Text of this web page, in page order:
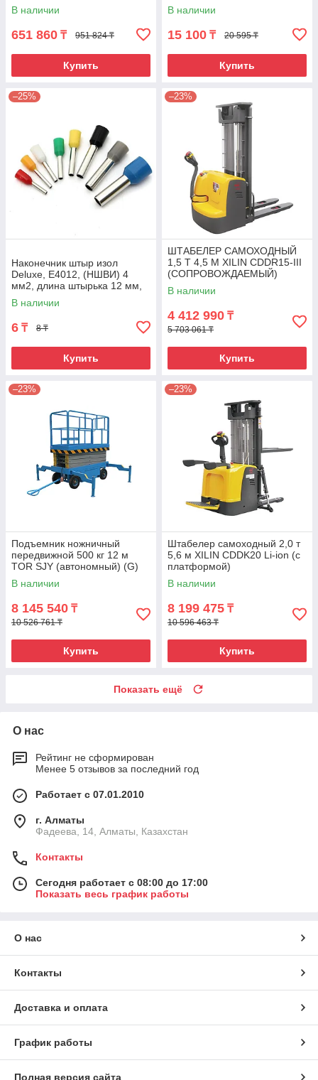
В наличии
651 860 ₸ 951 824 ₸
Купить
В наличии
15 100 ₸ 20 595 ₸
Купить
–25%
Наконечник штыр изол
Deluxe, Е4012, (НШВИ) 4
мм2, длина штырька 12 мм,
(1000 шт/упак)
В наличии
6 ₸ 8 ₸
Купить
–23%
ШТАБЕЛЕР САМОХОДНЫЙ
1,5 Т 4,5 М XILIN CDDR15-III
(СОПРОВОЖДАЕМЫЙ)
В наличии
4 412 990 ₸
5 703 061 ₸
Купить
–23%
Подъемник ножничный
передвижной 500 кг 12 м
TOR SJY (автономный) (G)
В наличии
8 145 540 ₸
10 526 761 ₸
Купить
–23%
Штабелер самоходный 2,0 т
5,6 м XILIN CDDK20 Li-ion (с
платформой)
В наличии
8 199 475 ₸
10 596 463 ₸
Купить
Показать ещё
О нас
Рейтинг не сформирован
Менее 5 отзывов за последний год
Работает с 07.01.2010
г. Алматы
Фадеева, 14, Алматы, Казахстан
Контакты
Сегодня работает с 08:00 до 17:00
Показать весь график работы
О нас
Контакты
Доставка и оплата
График работы
Полная версия сайта